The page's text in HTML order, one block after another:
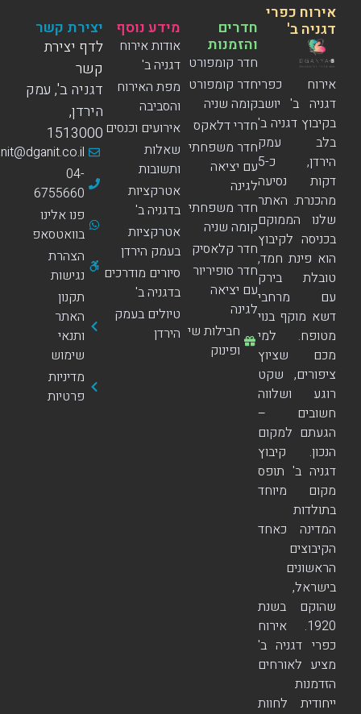
אירוח כפרי
דגניה ב'
אירוח כפרי
דגניה ב' יושב
בקיבוץ דגניה ב'
בלב עמק
דקות נסיעה
מהכנרת. האתר
שלנו הממוקם
בכניסה לקיבוץ
הוא פינת חמד,
טובלת בירק
עם מרחבי
דשא מוקף בנוי
מטופח. למי
מכם שציוץ
ציפורים, שקט
רוגע ושלווה
חשובים –
הגעתם למקום
הנכון. קיבוץ
דגניה ב' תופס
מקום מיוחד
בתולדות
המדינה כאחד
הקיבוצים
הראשונים
בישראל,
שהוקם בשנת
1920. אירוח
כפרי דגניה ב'
מציע לאורחים
הזדמנות
ייחודית לחוות
חדרים
והזמנות
חדר קומפורט
חדר קומפורט
קומה שניה
חדרי דלאקס
חדר משפחתי
עם יציאה
לגינה
חדר משפחתי
קומה שניה
חדר קלאסיק
חדר סופיריור
עם יציאה
לגינה
חבילות שי
ופינוק
מידע נוסף
אודות אירוח
דגניה ב'
מפת האירוח
והסביבה
אירועים וכנסים
שאלות
ותשובות
אטרקציות
בדגניה ב'
אטרקציות
בעמק הירדן
סיורים מודרכים
בדגניה ב'
טיולים בעמק
הירדן
יצירת קשר
לדף יצירת
קשר
דגניה ב', עמק
הירדן,
1513000
dganit@dganit.co.il
04-
6755660
פנו אלינו
בוואטסאפ
הצהרת
נגישות
תקנון
האתר
ותנאי
שימוש
מדיניות
פרטיות